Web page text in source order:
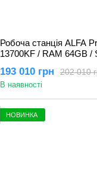
Робоча станція ALFA
13700KF / RAM 64GB /
202 010
193 010 грн
В наявності
НОВИНКА